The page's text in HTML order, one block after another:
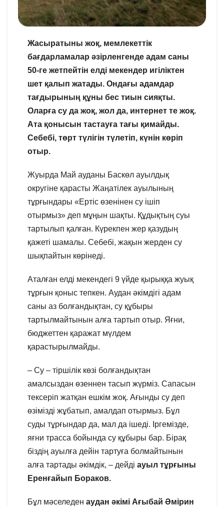
Жасыратыны жоқ, мемлекеттік
бағдарламалар әзірленгенде адам саны
50-ге жетпейтін елді мекендер игіліктен
шет қалып жатады. Ондағы адамдар
тағдырының құны бес тиын сияқты.
Оларға су да жоқ, жол да, интернет те жоқ.
Ата қонысын тастауға тағы қимайды.
Себебі, төрт түлігін түлетіп, күнін көріп
отыр.
Жуырда Май ауданы Баскөл ауылдық
округіне қарасты Жаңатілек ауылының
тұрғындары «Ертіс өзенінен су ішіп
отырмыз» деп мұңын шақты. Құдықтың суы
тартылып қалған. Күрекпен жер қазудың
қажеті шамалы. Себебі, жақын жерден су
шықпайтын көрінеді.
Аталған елді мекендегі 9 үйде қырыққа жуық
тұрғын қоныс тепкен. Аудан әкімдігі адам
саны аз болғандықтан, су құбыры
тартылмайтынын алға тартып отыр. Яғни,
бюджеттен қаражат мүлдем
қарастырылмайды.
– Су – тіршілік көзі болғандықтан
амалсыздан өзеннен тасып жүрміз. Сапасын
тексеріп жатқан ешкім жоқ. Ағынды су деп
өзімізді жұбатып, амалдап отырмыз. Бұл
суды тұрғындар да, мал да ішеді. Іргемізде,
яғни трасса бойында су құбыры бар. Бірақ
біздің ауылға дейін тартуға болмайтынын
алға тартады әкімдік, – дейді ауыл тұрғыны
Еренғайып Бораков.
Бұл мәселеден аудан әкімі Ағыбай Әмірин